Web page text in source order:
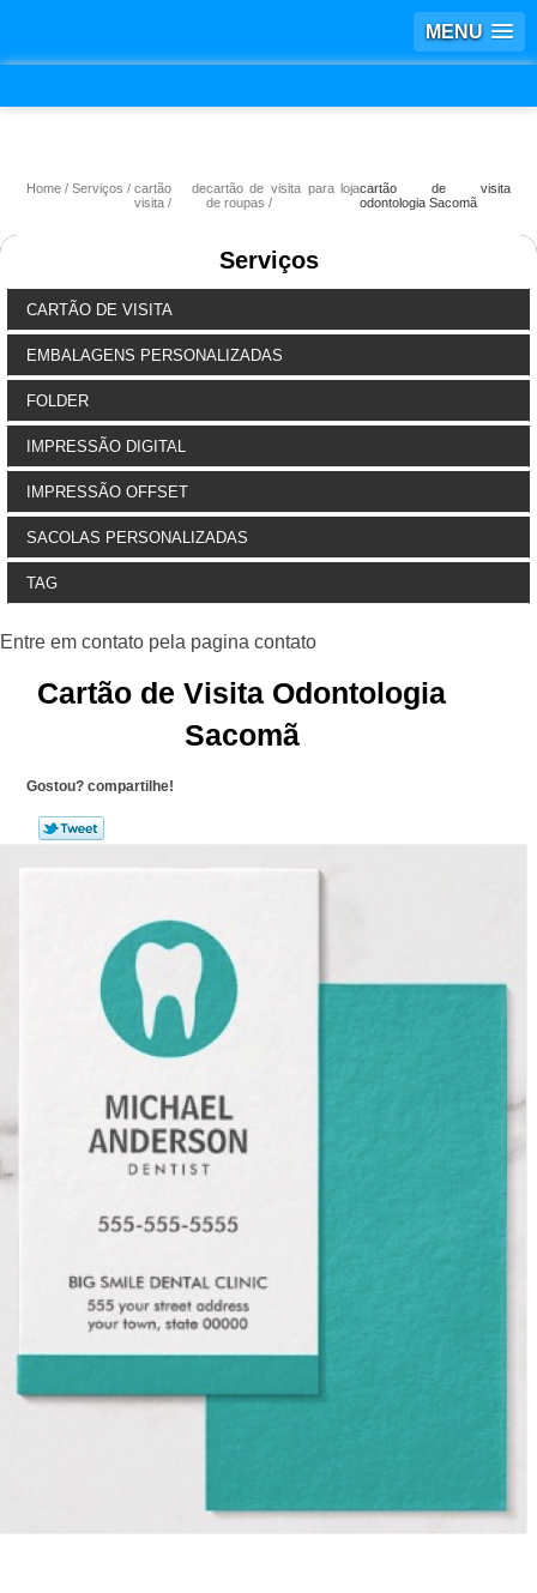
MENU
Home Serviços
cartão de
visita
cartão de visita para loja
de roupas
cartão de visita
odontologia Sacomã
Serviços
CARTÃO DE VISITA
EMBALAGENS PERSONALIZADAS
FOLDER
IMPRESSÃO DIGITAL
IMPRESSÃO OFFSET
SACOLAS PERSONALIZADAS
TAG
Cartão de Visita Odontologia
Sacomã
Gostou? compartilhe!